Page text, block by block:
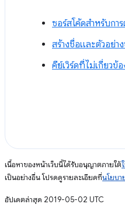
ซอร์สโค้ดสำหรับกา
สร้างชื่อและตัวอย่า
คีย์เวิร์ดที่ไม่เกี่ยวข้อ
เนื้อหาของหน้าเว็บนี้ได้รับอนุญาตภายใต้
เป็นอย่างอื่น โปรดดูรายละเอียดที่นโยบ
อัปเดตล่าสุด 2019-05-02 UTC